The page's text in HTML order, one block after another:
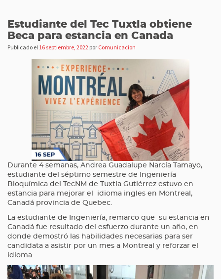
Estudiante del Tec Tuxtla obtiene
Beca para estancia en Canada
Publicado el 16 septiembre, 2022 por Comunicacion
Durante 4 semanas, Andrea Guadalupe Narcía Tamayo,
estudiante del séptimo semestre de Ingeniería
Bioquímica del TecNM de Tuxtla Gutiérrez estuvo en
estancia para mejorar el idioma ingles en Montreal,
Canadá provincia de Quebec.
La estudiante de Ingeniería, remarco que su estancia en
Canadá fue resultado del esfuerzo durante un año, en
donde demostró las habilidades necesarias para ser
candidata a asistir por un mes a Montreal y reforzar el
idioma.